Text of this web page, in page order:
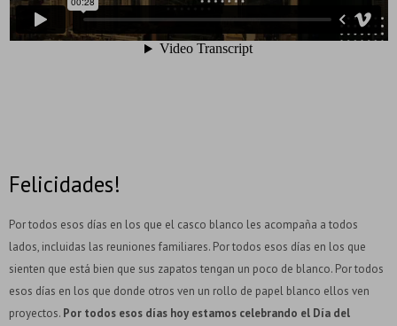
Felicidades!
Por todos esos días en los que el casco blanco les acompaña a todos
lados, incluidas las reuniones familiares. Por todos esos días en los que
sienten que está bien que sus zapatos tengan un poco de blanco. Por todos
esos días en los que donde otros ven un rollo de papel blanco ellos ven
proyectos. Por todos esos días hoy estamos celebrando el Día del